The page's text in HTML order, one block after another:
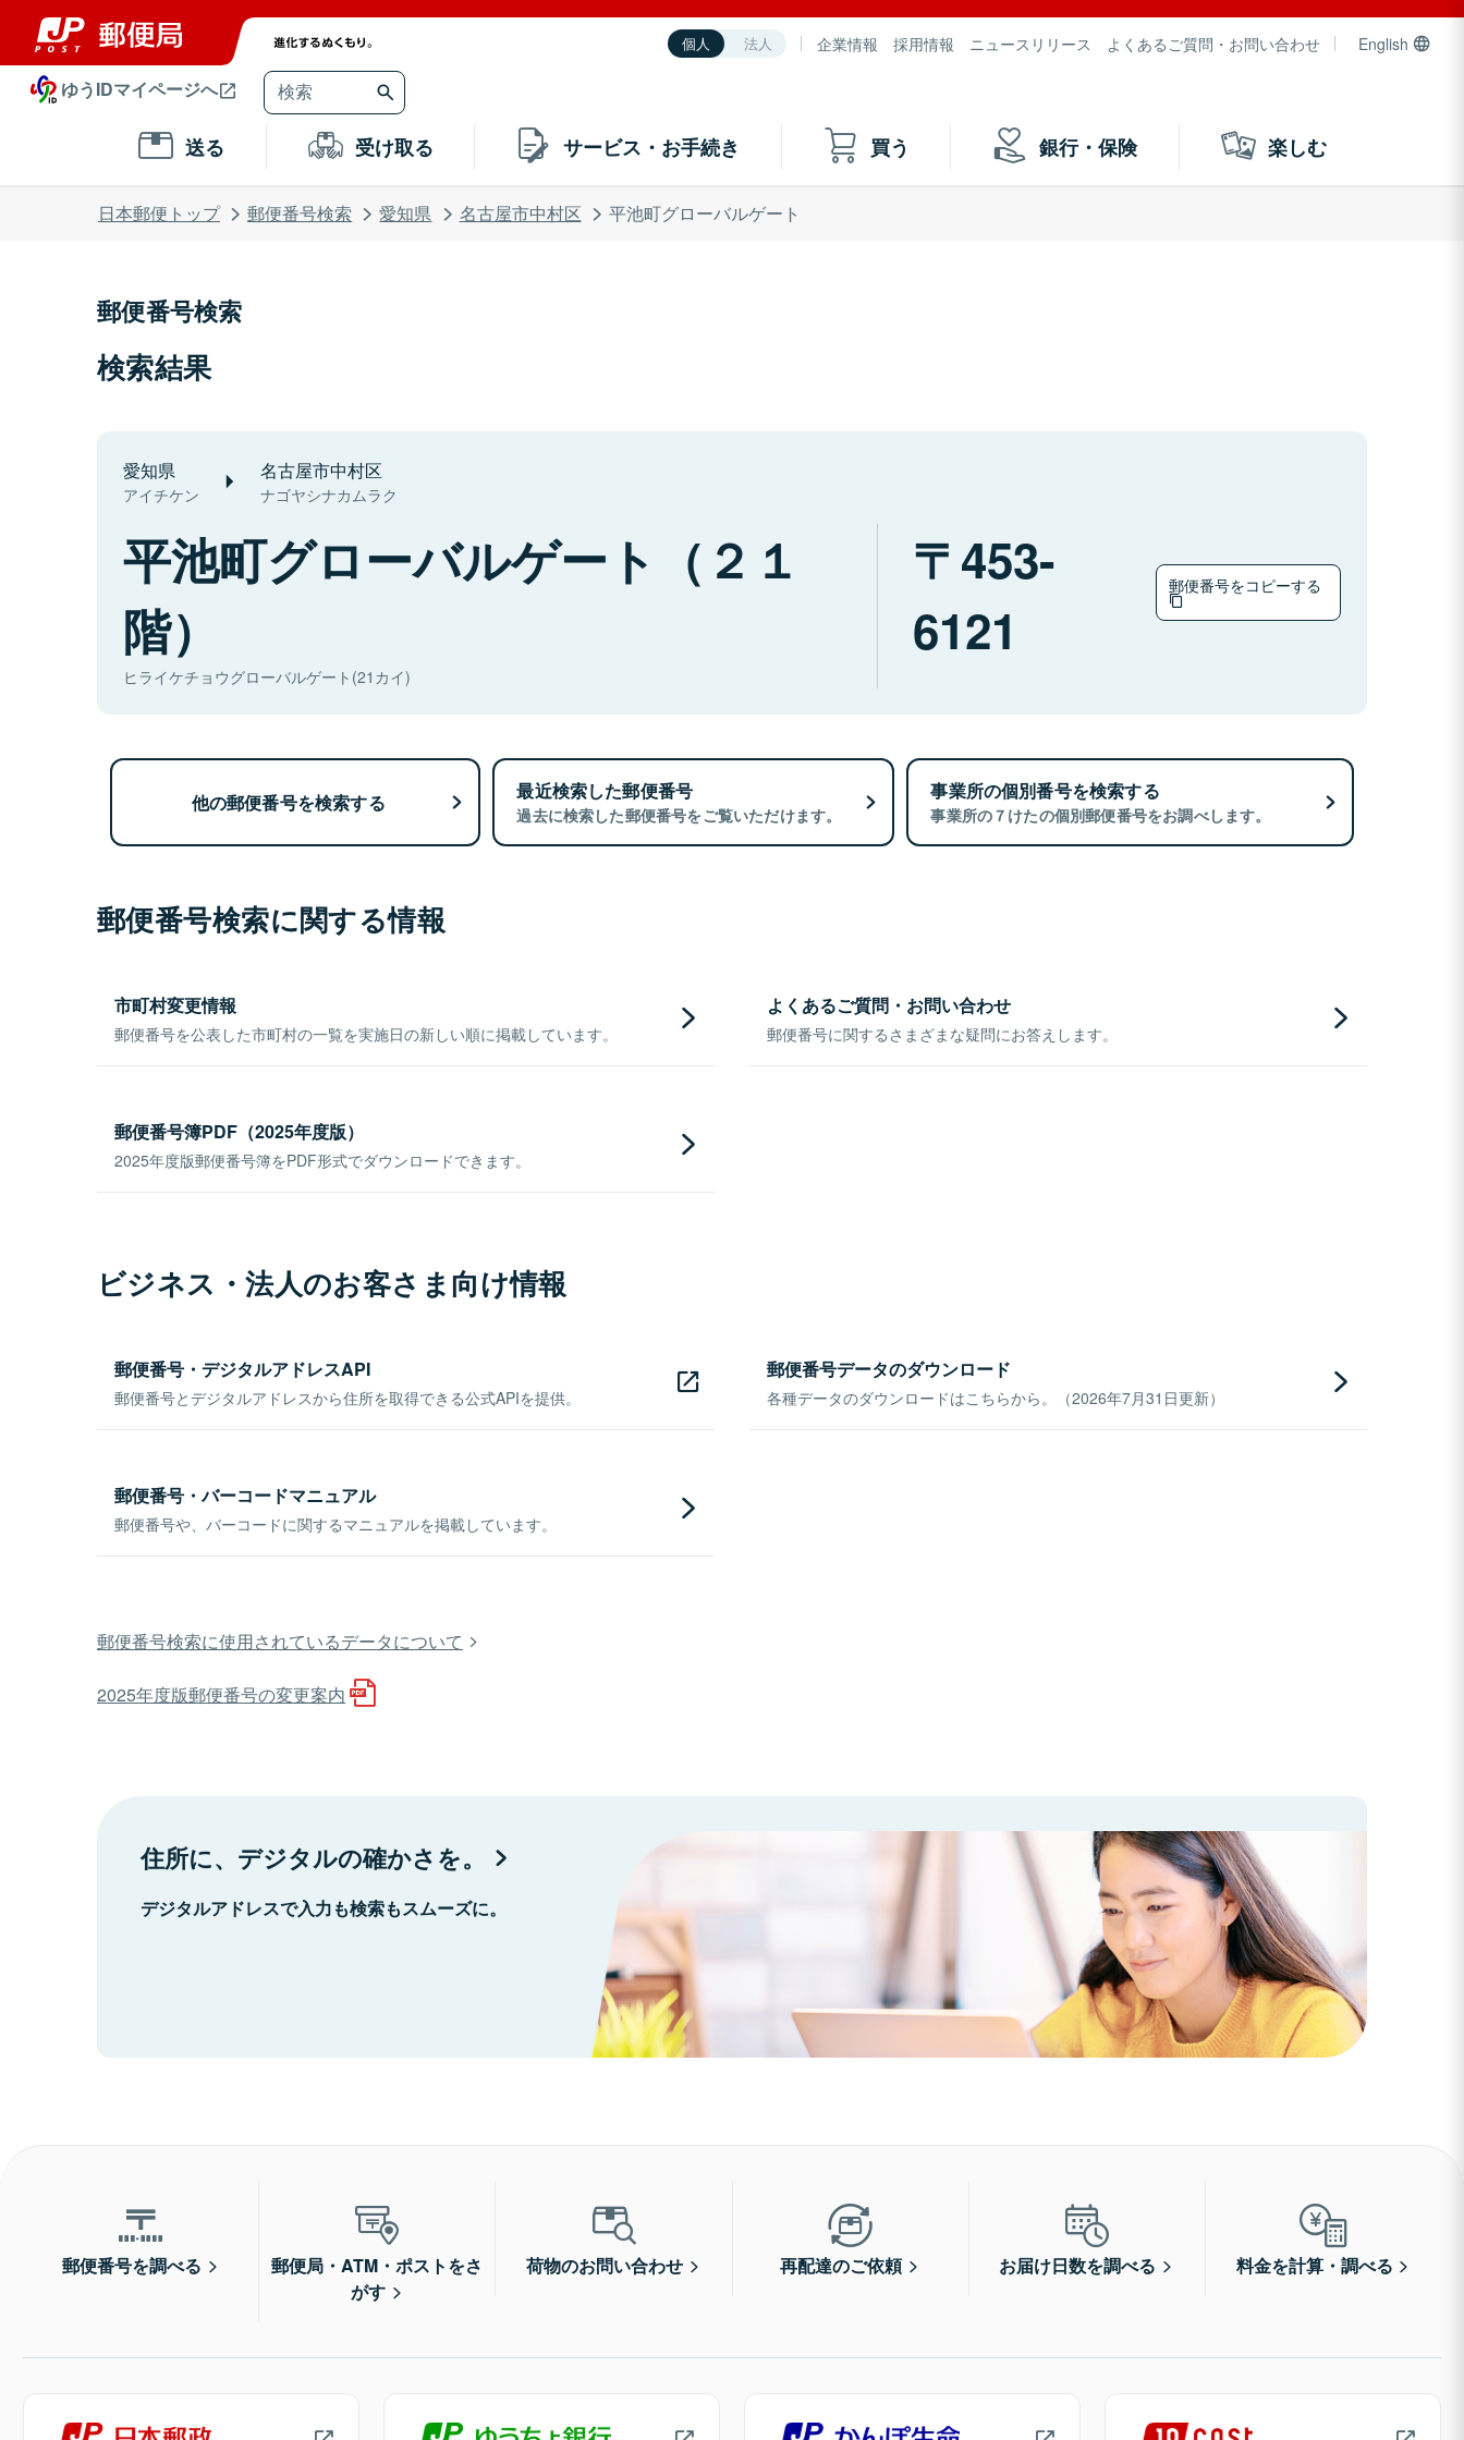
個人 法人 企業情報 採用情報 ニュースリリース よくあるご質問・お問い合わせ English
ゆうIDマイページへ
送る 受け取る サービス・お手続き 買う 銀行・保険 楽しむ
日本郵便トップ 郵便番号検索 愛知県 名古屋市中村区 平池町グローバルゲート
郵便番号検索
検索結果
愛知県
アイチケン
名古屋市中村区
ナゴヤシナカムラク
平池町グローバルゲート（２１
階）
ヒライケチョウグローバルゲート(21カイ)
453-
6121
郵便番号をコピーする
他の郵便番号を検索する 最近検索した郵便番号
過去に検索した郵便番号をご覧いただけます。
事業所の個別番号を検索する
事業所の７けたの個別郵便番号をお調べします。
郵便番号検索に関する情報
市町村変更情報
郵便番号を公表した市町村の一覧を実施日の新しい順に掲載しています。
よくあるご質問・お問い合わせ
郵便番号に関するさまざまな疑問にお答えします。
郵便番号簿PDF（2025年度版）
2025年度版郵便番号簿をPDF形式でダウンロードできます。
ビジネス・法人のお客さま向け情報
郵便番号・デジタルアドレスAPI
郵便番号とデジタルアドレスから住所を取得できる公式APIを提供。
郵便番号データのダウンロード
各種データのダウンロードはこちらから。（2026年7月31日更新）
郵便番号・バーコードマニュアル
郵便番号や、バーコードに関するマニュアルを掲載しています。
郵便番号検索に使用されているデータについて
2025年度版郵便番号の変更案内
住所に、デジタルの確かさを。
デジタルアドレスで入力も検索もスムーズに。
郵便番号を調べる
郵便局・ATM・ポストをさ
がす
荷物のお問い合わせ 再配達のご依頼 お届け日数を調べる 料金を計算・調べる